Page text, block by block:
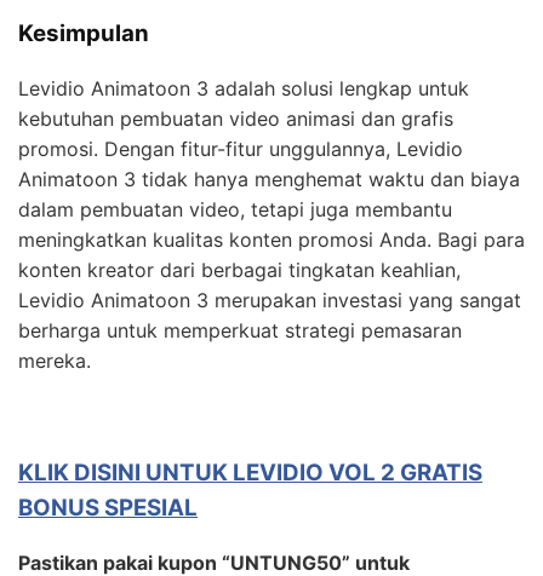
Kesimpulan
Levidio Animatoon 3 adalah solusi lengkap untuk
kebutuhan pembuatan video animasi dan grafis
promosi. Dengan fitur-fitur unggulannya, Levidio
Animatoon 3 tidak hanya menghemat waktu dan biaya
dalam pembuatan video, tetapi juga membantu
meningkatkan kualitas konten promosi Anda. Bagi para
konten kreator dari berbagai tingkatan keahlian,
Levidio Animatoon 3 merupakan investasi yang sangat
berharga untuk memperkuat strategi pemasaran
mereka.
KLIK DISINI UNTUK LEVIDIO VOL 2 GRATIS
BONUS SPESIAL
Pastikan pakai kupon “UNTUNG50” untuk